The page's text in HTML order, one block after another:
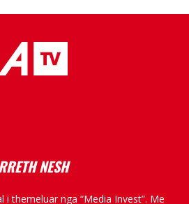
NESH
i themeluar nga “Media Invest”. Me